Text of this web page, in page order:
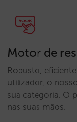
Motor de
Robusto,
utilizador, o
sua categoria. O
nas suas mãos.